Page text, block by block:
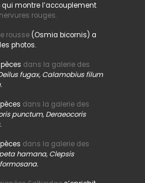
qui montre l’accouplement
rouges.
rousse(Osmia bicornis) a
photos.
dans la galerie des
fugax, Calamobius filum
dans la galerie des
punctum, Deraeocoris
dans la galerie des
hamana, Clepsis